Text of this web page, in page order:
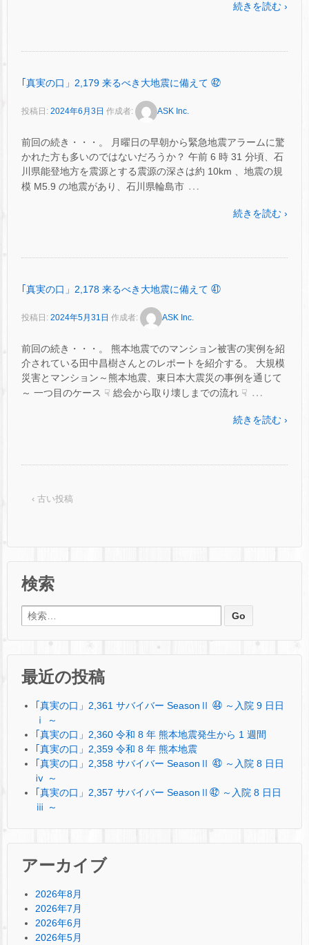
続きを読む ›
｢真実の口」2,179 来るべき大地震に備えて ㊷
投稿日: 2024年6月3日 作成者: ASK Inc.
前回の続き・・・。 月曜日の早朝から緊急地震アラームに驚
かれた方も多いのではないだろうか？ 午前 6 時 31 分頃、石
川県能登地方を震源とする震源の深さは約 10km 、地震の規
模 M5.9 の地震があり、石川県輪島市 …
続きを読む ›
｢真実の口」2,178 来るべき大地震に備えて ㊶
投稿日: 2024年5月31日 作成者: ASK Inc.
前回の続き・・・。 熊本地震でのマンション被害の実例を紹
介されている田中昌樹さんとのレポートを紹介する。 大規模
災害とマンション～熊本地震、東日本大震災の事例を通じて
～ 一つ目のケース ☟ 総会から取り壊しまでの流れ ☟ …
続きを読む ›
‹ 古い投稿
検索
検索:
最近の投稿
｢真実の口」2,361 サバイバー SeasonⅡ ㊹ ～入院 9 日日
ⅰ ～
｢真実の口」2,360 令和 8 年 熊本地震発生から 1 週間
｢真実の口」2,359 令和 8 年 熊本地震
｢真実の口」2,358 サバイバー SeasonⅡ ㊸ ～入院 8 日日
ⅳ ～
｢真実の口」2,357 サバイバー SeasonⅡ㊷ ～入院 8 日日
ⅲ ～
アーカイブ
2026年8月
2026年7月
2026年6月
2026年5月